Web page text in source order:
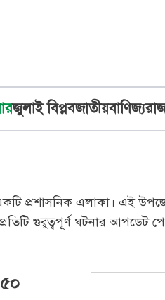
জুলাই বিপ্লবজাতীয়বাণিজ্য
প্রশাসনিক এলাকা। এই
গুরুত্বপূর্ণ ঘটনার আপডেট